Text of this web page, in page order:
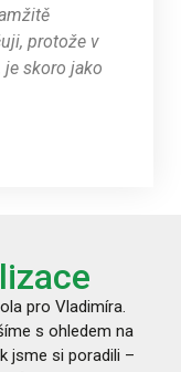
protože v
skoro jako
pro Vladimíra.
s ohledem na
jsme si poradili –